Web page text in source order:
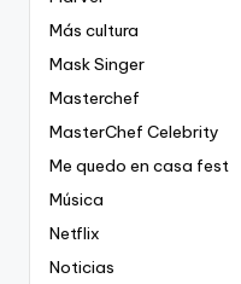
Más cultura
Mask Singer
Masterchef
MasterChef Celebrity
Me quedo en casa fest
Música
Netflix
Noticias